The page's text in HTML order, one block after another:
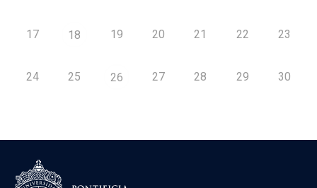
17 18 19 20 21 22 23
24 25 26 27 28 29 30